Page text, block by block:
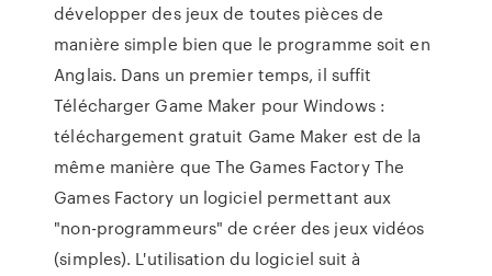
développer des jeux de toutes pièces de
manière simple bien que le programme soit en
Anglais. Dans un premier temps, il suffit
Télécharger Game Maker pour Windows :
téléchargement gratuit Game Maker est de la
même manière que The Games Factory The
Games Factory un logiciel permettant aux
"non-programmeurs" de créer des jeux vidéos
(simples). L'utilisation du logiciel suit à